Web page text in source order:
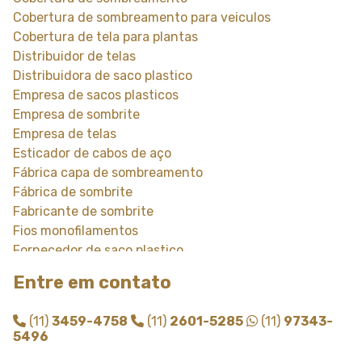
Cobertura de sombreamento para veiculos
Cobertura de tela para plantas
Distribuidor de telas
Distribuidora de saco plastico
Empresa de sacos plasticos
Empresa de sombrite
Empresa de telas
Esticador de cabos de aço
Fábrica capa de sombreamento
Fábrica de sombrite
Fabricante de sombrite
Fios monofilamentos
Fornecedor de saco plastico
Fornecedor de sombrite
Instalação de tela de sombrite
Entre em contato
(11) 3459-4758 (11) 2601-5285 (11) 97343-
5496